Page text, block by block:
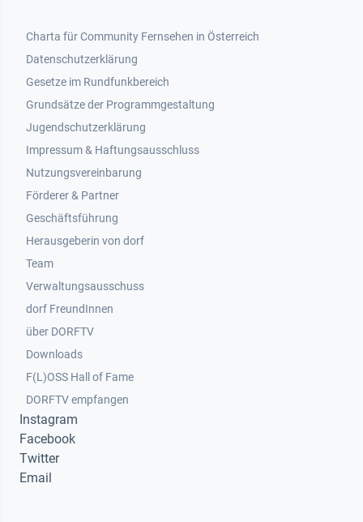
Footer 1
Charta für Community Fernsehen in Österreich
Datenschutzerklärung
Gesetze im Rundfunkbereich
Grundsätze der Programmgestaltung
Jugendschutzerklärung
Impressum & Haftungsausschluss
Nutzungsvereinbarung
Footer 2
Förderer & Partner
Geschäftsführung
Herausgeberin von dorf
Team
Verwaltungsausschuss
dorf FreundInnen
Footer 3
über DORFTV
Downloads
F(L)OSS Hall of Fame
Footer 4
DORFTV empfangen
Instagram
Facebook
Twitter
Email